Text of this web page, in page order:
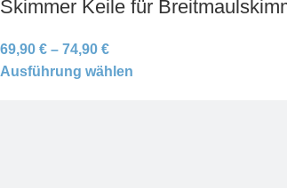
Skimmer Keile für
69,90 € – 74,90 €
Ausführung wählen